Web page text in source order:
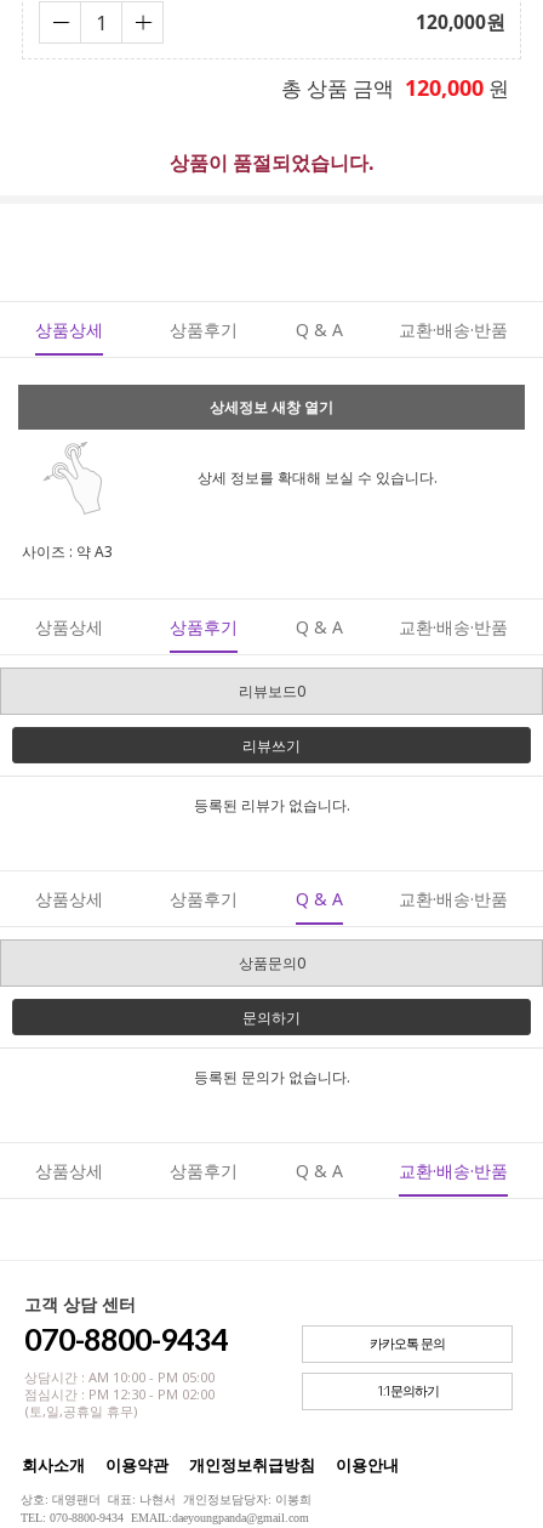
120,000원
총 상품 금액 120,000 원
상품이 품절되었습니다.
상품상세 상품후기 Q & A 교환·배송·반품
상세정보 새창 열기
상세 정보를 확대해 보실 수 있습니다.
사이즈 : 약 A3
상품상세 상품후기 Q & A 교환·배송·반품
리뷰보드0
리뷰쓰기
등록된 리뷰가 없습니다.
상품상세 상품후기 Q & A 교환·배송·반품
상품문의0
문의하기
등록된 문의가 없습니다.
상품상세 상품후기 Q & A 교환·배송·반품
고객 상담 센터
070-8800-9434
상담시간 : AM 10:00 - PM 05:00
점심시간 : PM 12:30 - PM 02:00
(토,일,공휴일 휴무)
카카오톡 문의
1:1문의하기
회사소개 이용약관 개인정보취급방침 이용안내
상호: 대영팬더 대표: 나현서 개인정보담당자: 이봉희
TEL: 070-8800-9434 EMAIL:daeyoungpanda@gmail.com